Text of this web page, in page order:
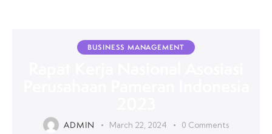
BUSINESS MANAGEMENT
ADMIN March 22, 2024 0 Comments